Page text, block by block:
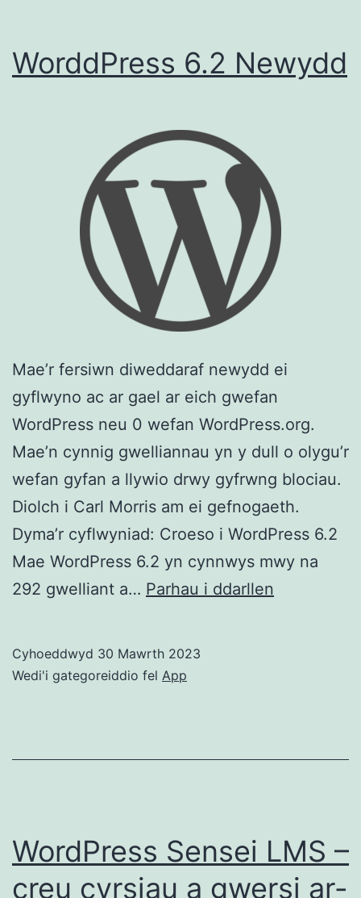
WorddPress 6.2 Newydd
Mae’r fersiwn diweddaraf newydd ei
gyflwyno ac ar gael ar eich gwefan
WordPress neu 0 wefan WordPress.org.
Mae’n cynnig gwelliannau yn y dull o olygu’r
wefan gyfan a llywio drwy gyfrwng blociau.
Diolch i Carl Morris am ei gefnogaeth.
Dyma’r cyflwyniad: Croeso i WordPress 6.2
Mae WordPress 6.2 yn cynnwys mwy na
292 gwelliant a… Parhau i ddarllen
Cyhoeddwyd 30 Mawrth 2023
Wedi'i gategoreiddio fel App
WordPress Sensei LMS –
creu cyrsiau a gwersi ar-